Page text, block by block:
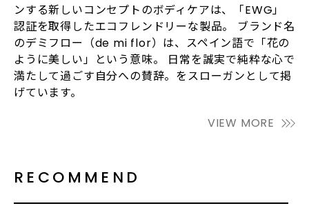
ンする新しいコンセプトのボディケアは、「EWG」
認証を取得したエコフレンドリーな製品。 ブランド名
のデミフロー（de mi flor）は、スペイン語で「花の
ように美しい」という意味。 日常を誠実で純粋な心で
満たして過ごす自分への賛辞。をスローガンとして掲
げています。
VIEW MORE
RECOMMEND